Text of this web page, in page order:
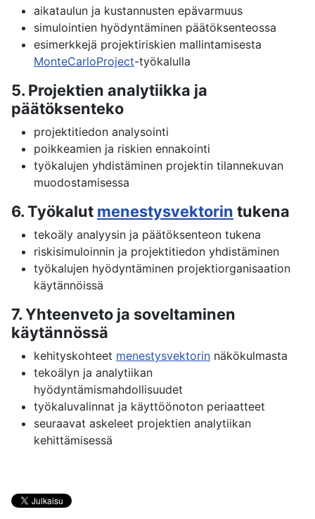
aikataulun ja kustannusten epävarmuus
simulointien hyödyntäminen päätöksenteossa
esimerkkejä projektiriskien mallintamisesta
MonteCarloProject-työkalulla
5. Projektien analytiikka ja
päätöksenteko
projektitiedon analysointi
poikkeamien ja riskien ennakointi
työkalujen yhdistäminen projektin tilannekuvan
muodostamisessa
6. Työkalut menestysvektorin tukena
tekoäly analyysin ja päätöksenteon tukena
riskisimuloinnin ja projektitiedon yhdistäminen
työkalujen hyödyntäminen projektiorganisaation
käytännöissä
7. Yhteenveto ja soveltaminen
käytännössä
kehityskohteet menestysvektorin näkökulmasta
tekoälyn ja analytiikan
hyödyntämismahdollisuudet
työkaluvalinnat ja käyttöönoton periaatteet
seuraavat askeleet projektien analytiikan
kehittämisessä